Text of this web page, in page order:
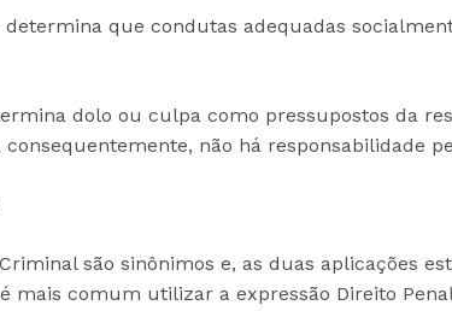
que condutas adequadas
dolo ou culpa como pressupostos da
não há responsabilidade
são sinônimos e, as duas aplicações
mais comum utilizar a expressão Direito